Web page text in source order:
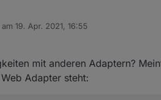
19. Apr. 2021, 16:55
von
mit anderen Adaptern?
Adapter steht: